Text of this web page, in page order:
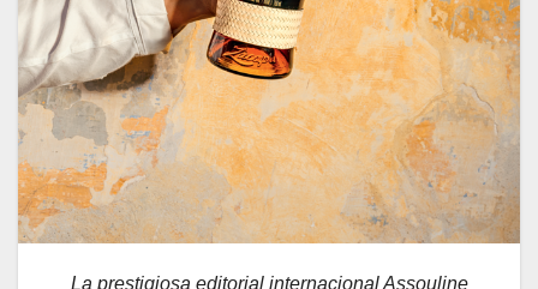
La prestigiosa editorial internacional Assouline